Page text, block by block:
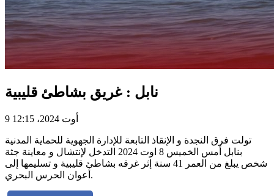
نابل : غريق بشاطئ قليبية
9 أوت 2024، 12:15
تولت فرق النجدة و الإنقاذ التابعة للإدارة الجهوية للحماية المدنية
بنابل أمس الخميس 8 اوت 2024 التدخل لإنتشال و معاينة جثة
شخص يبلغ من العمر 41 سنة إثر غرقه بشاطئ قليبية و تسليمها إلى
أعوان الحرس البحري.